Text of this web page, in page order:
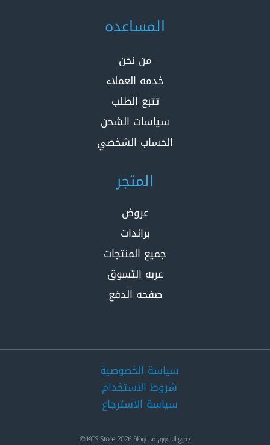
المساعده
من نحن
خدمه العملاء
تتبع الطلب
سياسات الشحن
الحساب الشخصي
المتجر
عروض
براندات
جميع المنتجات
عربه التسوق
صفحه الدفع
سياسة الخصوصية
شروط الاستخدام
سياسة الأسترجاع
جميع الحقوق محفوظة 2026 KCS Store ©